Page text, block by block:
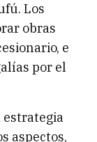
Los
obras
e
por el
estrategia
aspectos,